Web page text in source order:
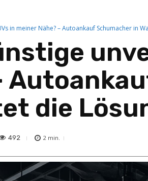
in meiner Nähe? – Autoankauf Schumacher in
die
492 2 min.